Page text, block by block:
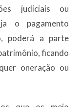
judiciais ou
o pagamento
poderá a parte
ficando
oneração ou